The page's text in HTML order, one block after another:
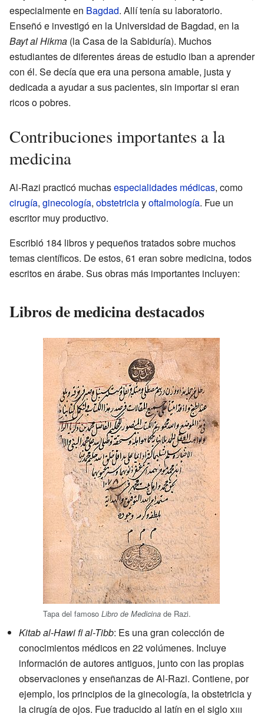
especialmente en Bagdad. Allí tenía su laboratorio.
Enseñó e investigó en la Universidad de Bagdad, en la
Bayt al Hikma (la Casa de la Sabiduría). Muchos
estudiantes de diferentes áreas de estudio iban a aprender
con él. Se decía que era una persona amable, justa y
dedicada a ayudar a sus pacientes, sin importar si eran
ricos o pobres.
Contribuciones importantes a la
medicina
Al-Razi practicó muchasespecialidades médicas, como
cirugía, ginecología, obstetriciayoftalmología. Fue un
escritor muy productivo.
Escribió 184 libros y pequeños tratados sobre muchos
temas científicos. De estos, 61 eran sobre medicina, todos
escritos en árabe. Sus obras más importantes incluyen:
Libros de medicina destacados
Tapa del famoso Libro de Medicina de Razi.
Kitab al-Hawi fi al-Tibb: Es una gran colección de
conocimientos médicos en 22 volúmenes. Incluye
información de autores antiguos, junto con las propias
observaciones y enseñanzas de Al-Razi. Contiene, por
ejemplo, los principios de la ginecología, la obstetricia y
la cirugía de ojos. Fue traducido al latín en el sigloxiii